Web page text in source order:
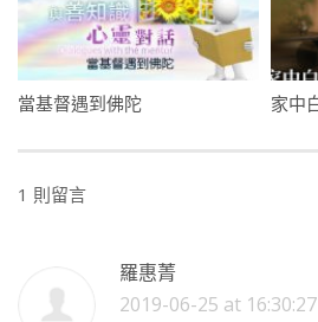
當基督遇到佛陀
1 則留言
羅惠菁
2019-06-25 at 16:30:27